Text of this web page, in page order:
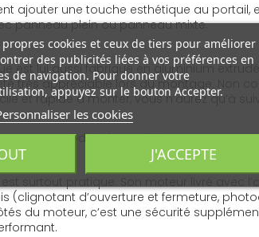
ajouter une touche esthétique au
panneau plein ou panneau mixte.
est lui aussi fabriqué en aluminium
très appréciable lors du montage. Non
et rapide à monter, vous n’aurez qu’à
et un produit de qualité
surtout pratique. Son moteur livré avec
d’ouverture et fermeture,
du moteur, c’est une sécurité
cookies et ceux de tiers pour améliorer
des publicités liées à vos préférences en
de navigation. Pour donner votre
appuyez sur le bouton Accepter.
les cookies
J'ACCEPTE